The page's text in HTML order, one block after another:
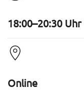
18:00–20:30 Uhr
Online